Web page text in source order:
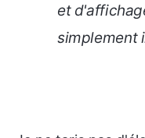
et
simplement